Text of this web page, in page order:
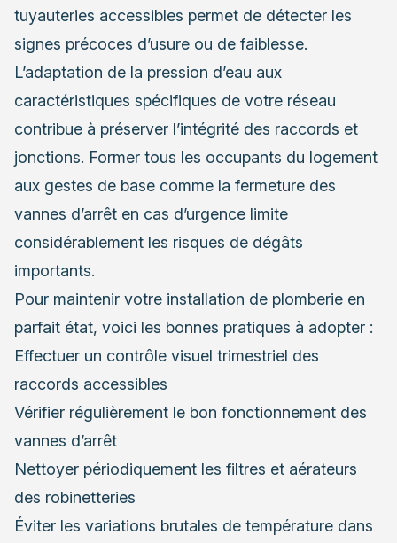
tuyauteries accessibles permet de détecter les
signes précoces d’usure ou de faiblesse.
L’adaptation de la pression d’eau aux
caractéristiques spécifiques de votre réseau
contribue à préserver l’intégrité des raccords et
jonctions. Former tous les occupants du logement
aux gestes de base comme la fermeture des
vannes d’arrêt en cas d’urgence limite
considérablement les risques de dégâts
importants.
Pour maintenir votre installation de plomberie en
parfait état, voici les bonnes pratiques à adopter :
Effectuer un contrôle visuel trimestriel des
raccords accessibles
Vérifier régulièrement le bon fonctionnement des
vannes d’arrêt
Nettoyer périodiquement les filtres et aérateurs
des robinetteries
Éviter les variations brutales de température dans